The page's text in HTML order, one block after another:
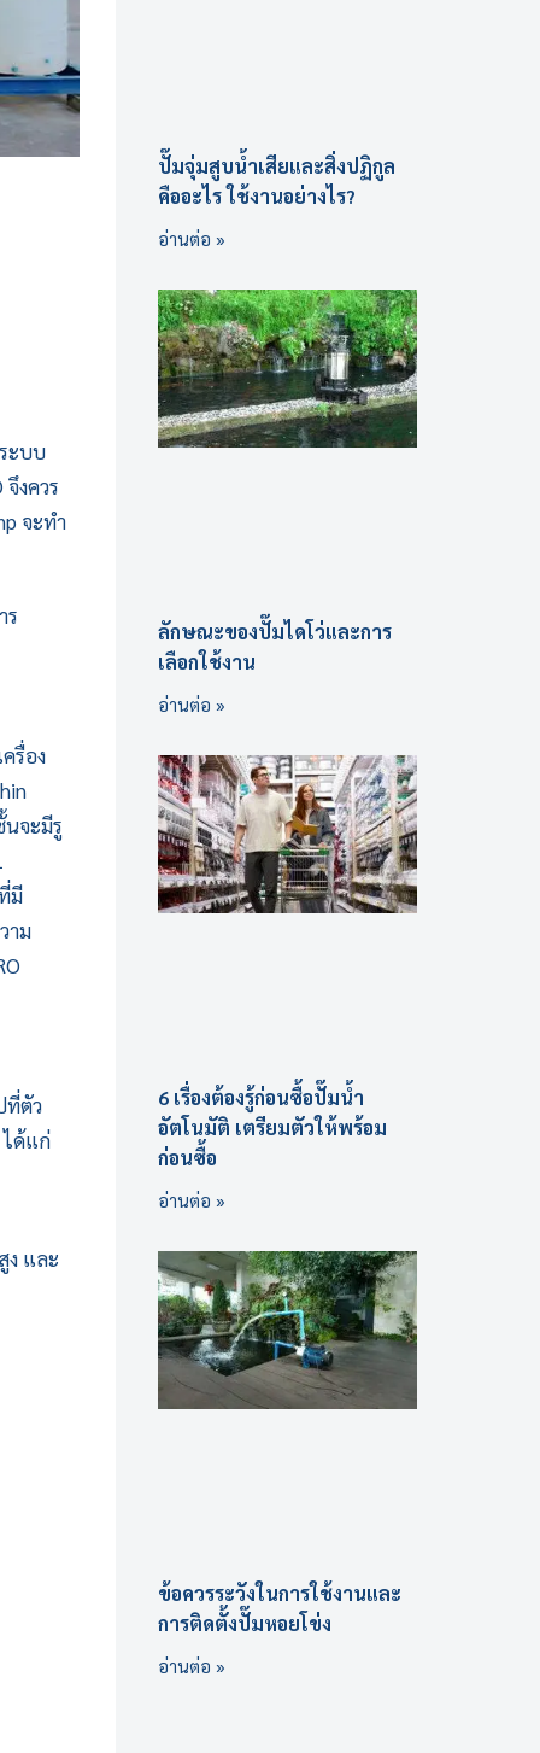
ะบบ
งควร
จะทำ
ร
รื่อง
จะมีรู
มี
าม
ที่ตัว
ได้แก่
ง และ
ปั๊มจุ่มสูบน้ำเสียและสิ่งปฏิกูล
คืออะไร ใช้งานอย่างไร?
อ่านต่อ »
ลักษณะของปั๊มไดโว่และการ
เลือกใช้งาน
อ่านต่อ »
6 เรื่องต้องรู้ก่อนซื้อปั๊มน้ำ
อัตโนมัติ เตรียมตัวให้พร้อม
ก่อนซื้อ
อ่านต่อ »
ข้อควรระวังในการใช้งานและ
การติดตั้งปั๊มหอยโข่ง
อ่านต่อ »